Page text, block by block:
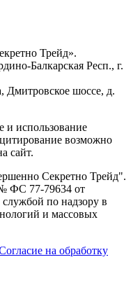
Трейд».
Балкарская Респ., г.
Дмитровское шоссе, д.
использование
возможно
сайт.
Секретно Трейд".
ФС 77-79634 от
по надзору в
и массовых
на обработку